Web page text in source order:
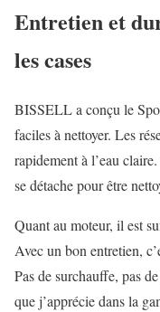
Entretien et
les cases
BISSELL a conçu le
faciles à nettoyer. Les
rapidement à l’eau
se détache pour être
Quant au moteur, il est
Avec un bon entretien,
Pas de surchauffe, pas
que j’apprécie dans la